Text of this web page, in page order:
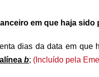
em que haja
dias da data em
b; (Incluído pela